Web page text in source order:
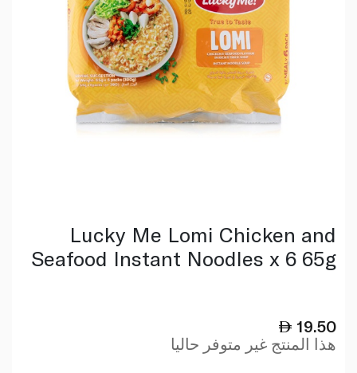
Lucky Me Lomi Chicken and
Seafood Instant Noodles x 6 65g
19.50
هذا المنتج غير متوفر حاليا